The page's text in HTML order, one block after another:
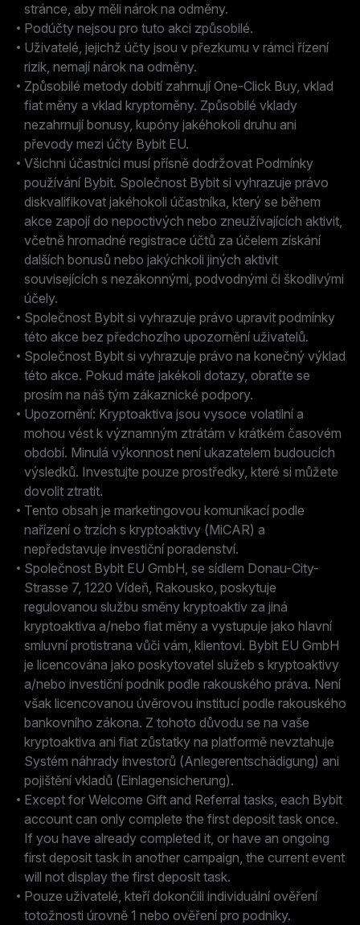
stránce, aby měli nárok na odměny.
Podúčty nejsou pro tuto akci způsobilé.
Uživatelé, jejichž účty jsou v přezkumu v rámci řízení
rizik, nemají nárok na odměny.
Způsobilé metody dobití zahrnují One-Click Buy, vklad
fiat měny a vklad kryptoměny. Způsobilé vklady
nezahrnují bonusy, kupóny jakéhokoli druhu ani
převody mezi účty Bybit EU.
Všichni účastníci musí přísně dodržovat Podmínky
používání Bybit. Společnost Bybit si vyhrazuje právo
diskvalifikovat jakéhokoli účastníka, který se během
akce zapojí do nepoctivých nebo zneužívajících aktivit,
včetně hromadné registrace účtů za účelem získání
dalších bonusů nebo jakýchkoli jiných aktivit
souvisejících s nezákonnými, podvodnými či škodlivými
účely.
Společnost Bybit si vyhrazuje právo upravit podmínky
této akce bez předchozího upozornění uživatelů.
Společnost Bybit si vyhrazuje právo na konečný výklad
této akce. Pokud máte jakékoli dotazy, obraťte se
prosím na náš tým zákaznické podpory.
Upozornění: Kryptoaktiva jsou vysoce volatilní a
mohou vést k významným ztrátám v krátkém časovém
období. Minulá výkonnost není ukazatelem budoucích
výsledků. Investujte pouze prostředky, které si můžete
dovolit ztratit.
Tento obsah je marketingovou komunikací podle
nařízení o trzích s kryptoaktivy (MiCAR) a
nepředstavuje investiční poradenství.
Společnost Bybit EU GmbH, se sídlem Donau-City-
Strasse 7, 1220 Vídeň, Rakousko, poskytuje
regulovanou službu směny kryptoaktiv za jiná
kryptoaktiva a/nebo fiat měny a vystupuje jako hlavní
smluvní protistrana vůči vám, klientovi. Bybit EU GmbH
je licencována jako poskytovatel služeb s kryptoaktivy
a/nebo investiční podnik podle rakouského práva. Není
však licencovanou úvěrovou institucí podle rakouského
bankovního zákona. Z tohoto důvodu se na vaše
kryptoaktiva ani fiat zůstatky na platformě nevztahuje
Systém náhrady investorů (Anlegerentschädigung) ani
pojištění vkladů (Einlagensicherung).
Except for Welcome Gift and Referral tasks, each Bybit
account can only complete the first deposit task once.
If you have already completed it, or have an ongoing
first deposit task in another campaign, the current event
will not display the first deposit task.
Pouze uživatelé, kteří dokončili individuální ověření
totožnosti úrovně 1 nebo ověření pro podniky.